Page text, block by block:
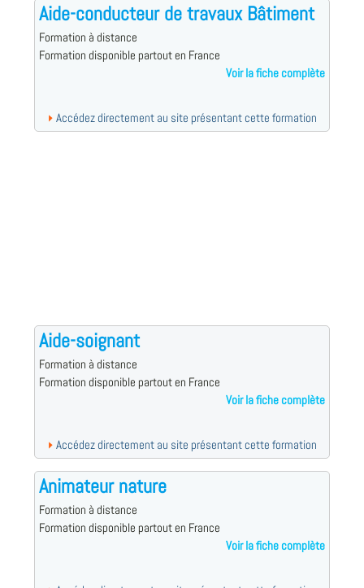
Aide-conducteur de travaux Bâtiment
Formation à distance
Formation disponible partout en France
Voir la fiche complète
Accédez directement au site présentant cette formation
Aide-soignant
Formation à distance
Formation disponible partout en France
Voir la fiche complète
Accédez directement au site présentant cette formation
Animateur nature
Formation à distance
Formation disponible partout en France
Voir la fiche complète